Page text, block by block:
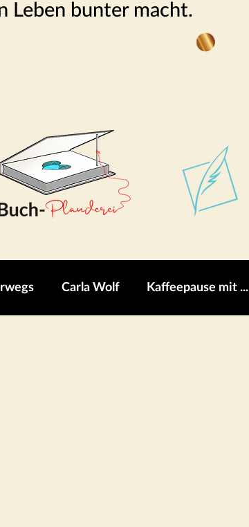
Leben bunter macht.
Carla Wolf Kaffeepause mit ...